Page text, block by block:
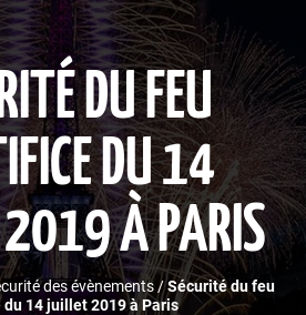
DU FEU
DU 14
À PARIS
des évènements /Sécurité du feu
du 14 juillet 2019 à Paris